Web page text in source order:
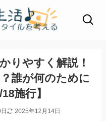
りやすく解説！
誰が何のために
施行】
2025年12月14日